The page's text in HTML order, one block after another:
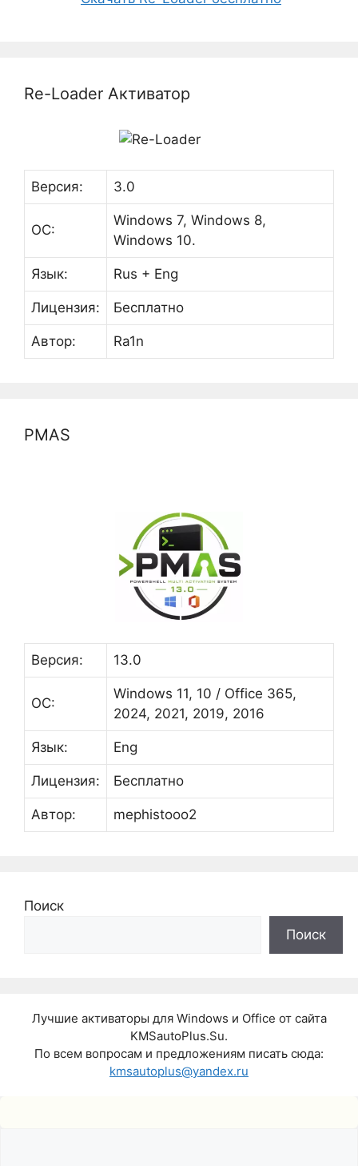
Re-Loader Активатор
Версия: 3.0
ОС:
Windows 7, Windows 8,
Windows 10.
Язык: Rus + Eng
Лицензия: Бесплатно
Автор: Ra1n
PMAS
Версия: 13.0
ОС:
Windows 11, 10 / Office 365,
2024, 2021, 2019, 2016
Язык: Eng
Лицензия: Бесплатно
Автор: mephistooo2
Поиск
Поиск
Лучшие активаторы для Windows и Office от сайта
KMSautoPlus.Su.
По всем вопросам и предложениям писать сюда:
kmsautoplus@yandex.ru